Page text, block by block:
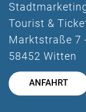
Tourist &
Marktstraße 7
58452 Witten
ANFAHRT